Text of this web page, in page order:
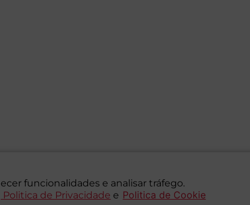
funcionalidades e analisar tráfego.
Politica de Privacidade e Politica de Cookie